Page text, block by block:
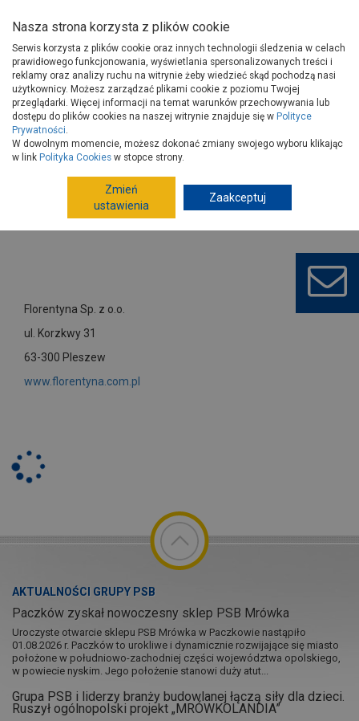
Strona główna Dostawcy Florentyna Sp. z o.o.
Florentyna Sp. z o.o.
ul. Korzkwy 31
63-300 Pleszew
www.florentyna.com.pl
AKTUALNOŚCI GRUPY PSB
Paczków zyskał nowoczesny sklep PSB Mrówka
Uroczyste otwarcie sklepu PSB Mrówka w Paczkowie nastąpiło
01.08.2026 r. Paczków to urokliwe i dynamicznie rozwijające się miasto
położone w południowo-zachodniej części województwa opolskiego,
w powiecie nyskim. Jego położenie stanowi duży atut...
Grupa PSB i liderzy branży budowlanej łączą siły dla dzieci.
Ruszył ogólnopolski projekt „MRÓWKOLANDIA”
Nasza strona korzysta z plików cookie
Serwis korzysta z plików cookie oraz innych technologii śledzenia w celach
prawidłowego funkcjonowania, wyświetlania spersonalizowanych treści i
reklamy oraz analizy ruchu na witrynie żeby wiedzieć skąd pochodzą nasi
użytkownicy. Możesz zarządzać plikami cookie z poziomu Twojej
przeglądarki. Więcej informacji na temat warunków przechowywania lub
dostępu do plików cookies na naszej witrynie znajduje się w Polityce
Prywatności.
W dowolnym momencie, możesz dokonać zmiany swojego wyboru klikając
w link Polityka Cookies w stopce strony.
Zmień
ustawienia
Zaakceptuj